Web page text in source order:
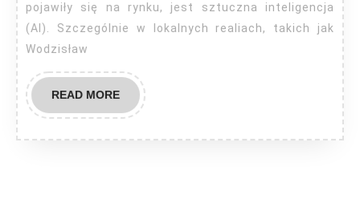
pojawiły się na rynku, jest sztuczna inteligencja
(AI). Szczególnie w lokalnych realiach, takich jak
Wodzisław
READ MOREREAD
MORE